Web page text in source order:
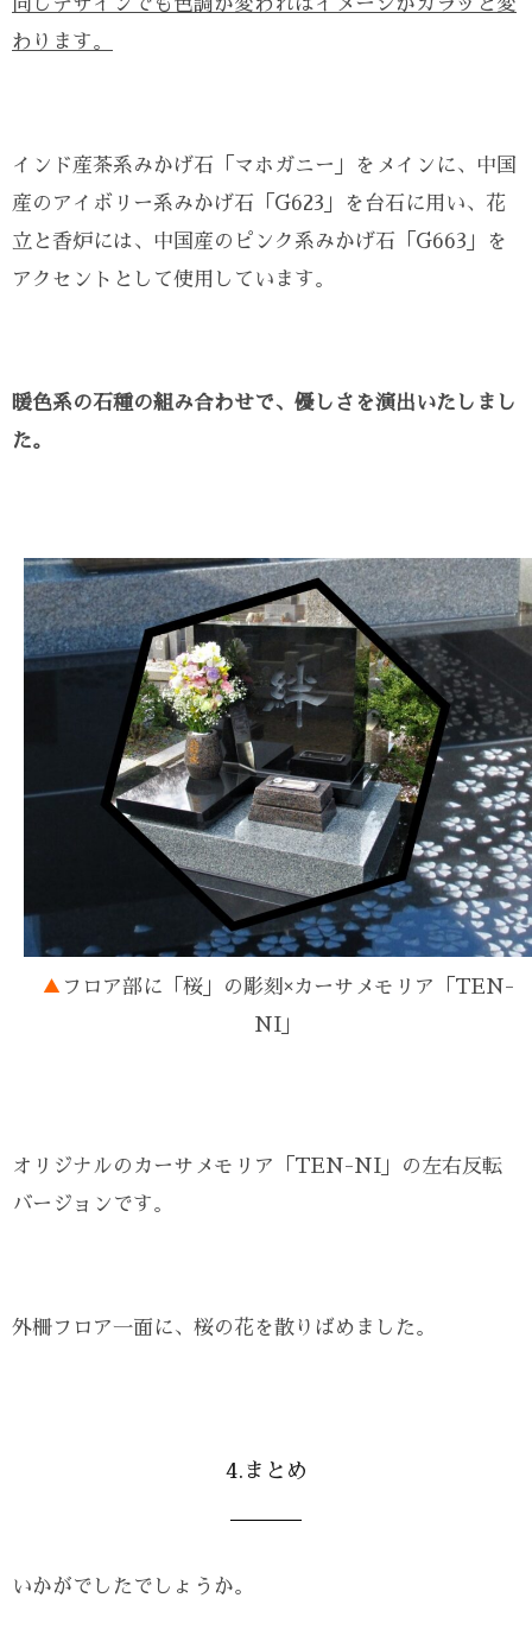
わります。
インド産茶系みかげ石「マホガニー」をメインに、中国
産のアイボリー系みかげ石「G623」を台石に用い、花
立と香炉には、中国産のピンク系みかげ石「G663」を
アクセントとして使用しています。
暖色系の石種の組み合わせで、優しさを演出いたしまし
た。
▲ フロア部に「桜」の彫刻×カーサメモリア「TEN-
NI」
オリジナルのカーサメモリア「TEN-NI」の左右反転
バージョンです。
外柵フロア一面に、桜の花を散りばめました。
4.まとめ
いかがでしたでしょうか。